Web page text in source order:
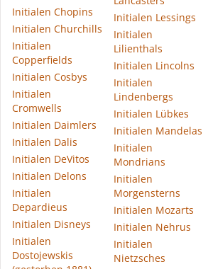
Initialen Chopins
Initialen Churchills
Initialen
Copperfields
Initialen Cosbys
Initialen
Cromwells
Initialen Daimlers
Initialen Dalis
Initialen DeVitos
Initialen Delons
Initialen
Depardieus
Initialen Disneys
Initialen
Dostojewskis
Initialen Lessings
Initialen
Lilienthals
Initialen Lincolns
Initialen
Lindenbergs
Initialen Lübkes
Initialen Mandelas
Initialen
Mondrians
Initialen
Morgensterns
Initialen Mozarts
Initialen Nehrus
Initialen
Nietzsches